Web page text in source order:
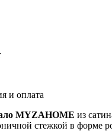
и оплата
MYZAHOME из
стежкой в форме